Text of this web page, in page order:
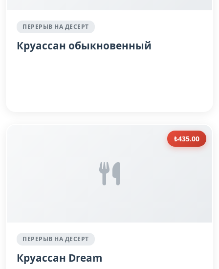
ПЕРЕРЫВ НА ДЕСЕРТ
Круассан обыкновенный
₺435.00
ПЕРЕРЫВ НА ДЕСЕРТ
Круассан Dream